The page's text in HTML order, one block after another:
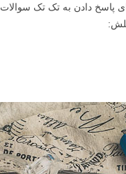
پاسخ دادن به تک تک